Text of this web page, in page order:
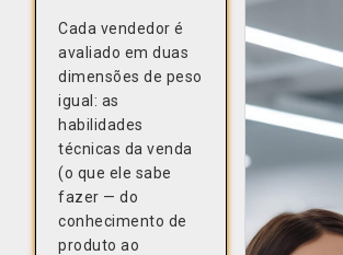
Cada vendedor é
avaliado em duas
dimensões de peso
igual: as
habilidades
técnicas da venda
(o que ele sabe
fazer — do
conhecimento de
produto ao